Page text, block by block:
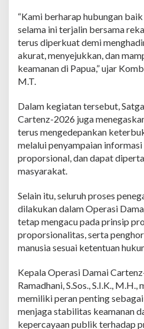
m
i
e
r
s
W
a
r
t
w
d
i
i
m
i
a
“Kami berharap hubungan
selama ini terjalin bersama
terus diperkuat demi
akurat, menyejukkan, dan
keamanan di Papua,” ujar
M.T.
Dalam kegiatan tersebut,
Cartenz-2026 juga
terus mengedepankan
melalui penyampaian
proporsional, dan dapat
masyarakat.
Selain itu, seluruh proses
dilakukan dalam Operasi
tetap mengacu pada prinsip
proporsionalitas, serta
manusia sesuai ketentuan
Kepala Operasi Damai
Ramadhani, S.Sos., S.I.K.,
memiliki peran penting
menjaga stabilitas keamanan
kepercayaan publik terhadap